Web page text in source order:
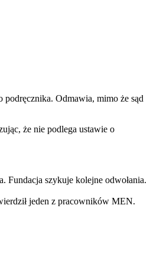
podręcznika. Odmawia, mimo że sąd
że nie podlega ustawie o
Fundacja szykuje kolejne odwołania.
jeden z pracowników MEN.